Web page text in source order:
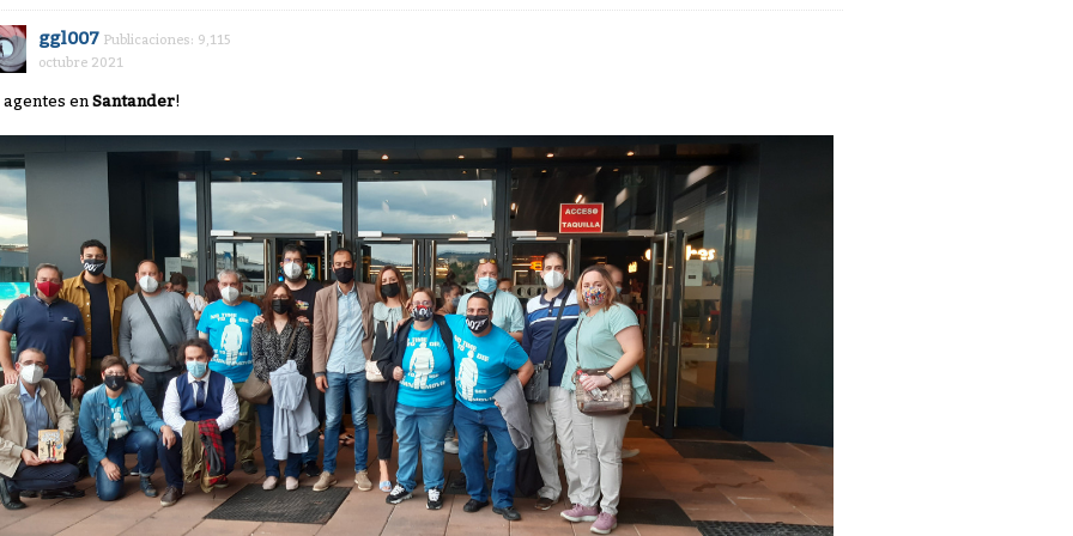
ggl007 Publicaciones: 9,115
octubre 2021
agentes en Santander!